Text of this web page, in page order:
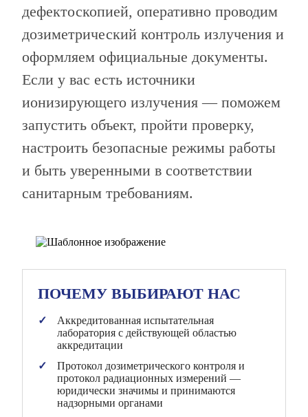
дефектоскопией, оперативно проводим
дозиметрический контроль излучения и
оформляем официальные документы.
Если у вас есть источники
ионизирующего излучения — поможем
запустить объект, пройти проверку,
настроить безопасные режимы работы
и быть уверенными в соответствии
санитарным требованиям.
ПОЧЕМУ ВЫБИРАЮТ НАС
Аккредитованная испытательная
лаборатория с действующей областью
аккредитации
Протокол дозиметрического контроля и
протокол радиационных измерений —
юридически значимы и принимаются
надзорными органами